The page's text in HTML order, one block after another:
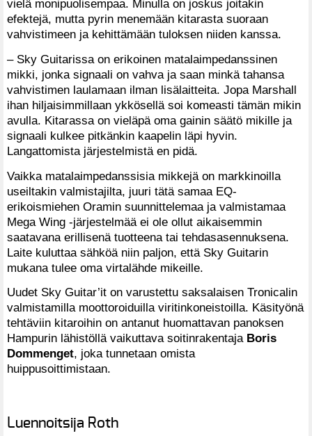
vielä monipuolisempaa. Minulla on joskus joitakin
efektejä, mutta pyrin menemään kitarasta suoraan
vahvistimeen ja kehittämään tuloksen niiden kanssa.
– Sky Guitarissa on erikoinen matalaimpedanssinen
mikki, jonka signaali on vahva ja saan minkä tahansa
vahvistimen laulamaan ilman lisälaitteita. Jopa Marshall
ihan hiljaisimmillaan ykkösellä soi komeasti tämän mikin
avulla. Kitarassa on vieläpä oma gainin säätö mikille ja
signaali kulkee pitkänkin kaapelin läpi hyvin.
Langattomista järjestelmistä en pidä.
Vaikka matalaimpedanssisia mikkejä on markkinoilla
useiltakin valmistajilta, juuri tätä samaa EQ-
erikoismiehen Oramin suunnittelemaa ja valmistamaa
Mega Wing -järjestelmää ei ole ollut aikaisemmin
saatavana erillisenä tuotteena tai tehdasasennuksena.
Laite kuluttaa sähköä niin paljon, että Sky Guitarin
mukana tulee oma virtalähde mikeille.
Uudet Sky Guitar’it on varustettu saksalaisen Tronicalin
valmistamilla moottoroiduilla viritinkoneistoilla. Käsityönä
tehtäviin kitaroihin on antanut huomattavan panoksen
Hampurin lähistöllä vaikuttava soitinrakentaja Boris
Dommenget, joka tunnetaan omista
huippusoittimistaan.
Luennoitsija Roth